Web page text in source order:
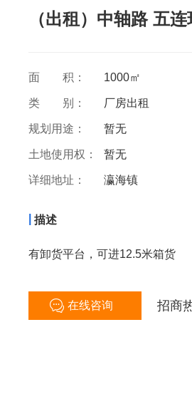
（出租）中轴路 五
面 积： 1000㎡
类 别： 厂房出租
规划用途： 暂无
土地使用权： 暂无
详细地址： 瀛海镇
描述
有卸货平台，可进12.5米箱货
在线咨询 招商